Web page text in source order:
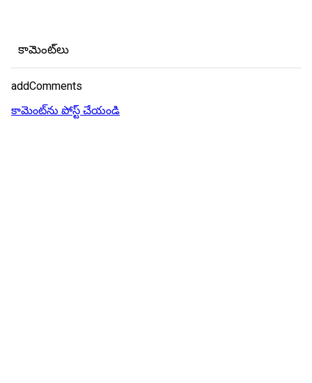
కామెంట్‌లు
addComments
కామెంట్‌ను పోస్ట్ చేయండి